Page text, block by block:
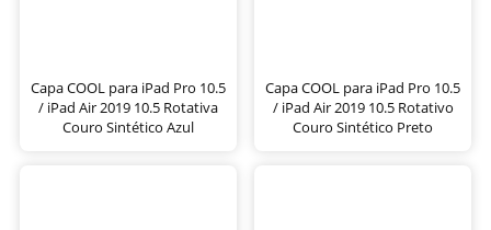
Capa COOL para iPad Pro 10.5
/ iPad Air 2019 10.5 Rotativa
Couro Sintético Azul
Capa COOL para iPad Pro 10.5
/ iPad Air 2019 10.5 Rotativo
Couro Sintético Preto